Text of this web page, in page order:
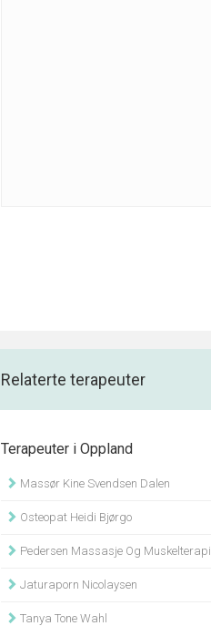
Relaterte terapeuter
Terapeuter i Oppland
Massør Kine Svendsen Dalen
Osteopat Heidi Bjørgo
Pedersen Massasje Og Muskelterapi
Jaturaporn Nicolaysen
Tanya Tone Wahl